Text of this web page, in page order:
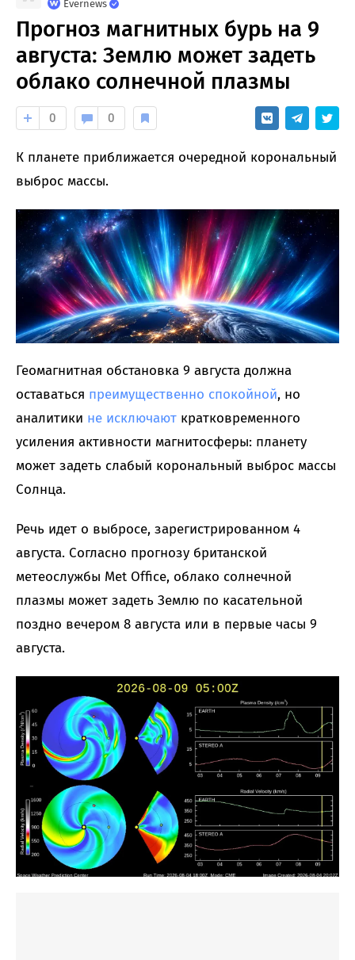
Evernews
Прогноз магнитных бурь на 9
августа: Землю может задеть
облако солнечной плазмы
0 0
К планете приближается очередной корональный
выброс массы.
Геомагнитная обстановка 9 августа должна
оставаться преимущественно спокойной, но
аналитики не исключают кратковременного
усиления активности магнитосферы: планету
может задеть слабый корональный выброс массы
Солнца.
Речь идет о выбросе, зарегистрированном 4
августа. Согласно прогнозу британской
метеослужбы Met Office, облако солнечной
плазмы может задеть Землю по касательной
поздно вечером 8 августа или в первые часы 9
августа.